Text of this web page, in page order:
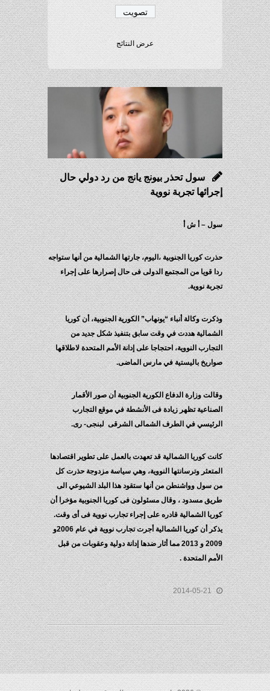
عرض النتائج
سول تحذر بيونج يانج من رد دولي حال
إجرائها تجربة نووية
سول – أ ش أ
حذرت كوريا الجنوبية ،اليوم، جارتها الشمالية من أنها ستواجه
ردا قويا من المجتمع الدولى فى حال إصرارها على إجراء
تجربة نووية.
وذكرت وكالة أنباء “يونهاب” الكورية الجنوبية، أن كوريا
الشمالية هددت في وقت سابق بتنفيذ شكل جديد من
التجارب النووية، احتجاجا على إدانة الأمم المتحدة لاطلاقها
صواريخ باليستية في مارس الماضى.
وقالت وزارة الدفاع الكورية الجنوبية أن صور الأقمار
الصناعية تظهر زيادة فى الأنشطة في موقع التجارب
الرئيسي في الطرف الشمالى الشرقى لبنجى- رى.
كانت كوريا الشمالية قد تعهدت بالعمل على تطوير اقتصادها
المتعثر وترسانتها النووية، وهي سياسة مزدوجة حذرت كل
من سول وواشنطن من أنها ستقود هذا البلد الشيوعي الى
طريق مسدود ، وقال مسئولون فى كوريا الجنوبية مؤخرا أن
كوريا الشمالية قادره على إجراء تجارب نووية فى أى وقت.
يذكر أن كوريا الشمالية أجرت تجارب نووية في عام 2006و
2009 و 2013 مما أثار ضدها إدانة دولية وعقوبات من قبل
الأمم المتحدة .
2014-05-21